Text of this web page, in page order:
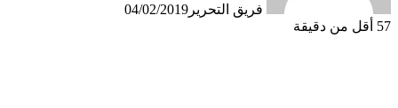
فريق التحرير 04/02/2019
57 أقل من دقيقة